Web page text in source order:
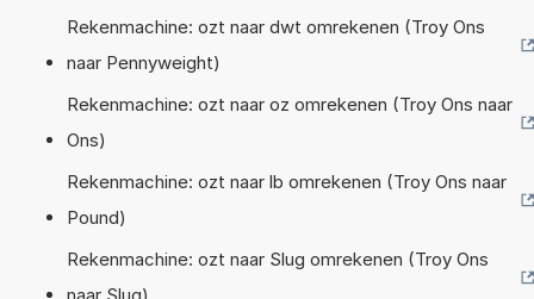
Rekenmachine: ozt naar dwt omrekenen (Troy Ons
naar Pennyweight)
Rekenmachine: ozt naar oz omrekenen (Troy Ons naar
Ons)
Rekenmachine: ozt naar lb omrekenen (Troy Ons naar
Pound)
Rekenmachine: ozt naar Slug omrekenen (Troy Ons
naar Slug)